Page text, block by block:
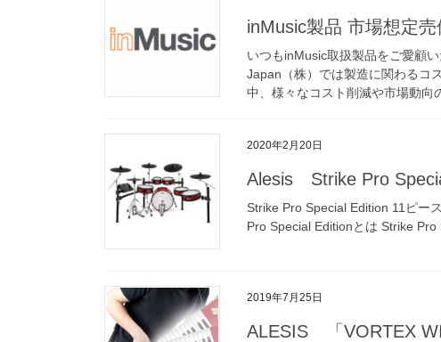
inMusic製品 市場想定
いつもinMusic取扱製品をご愛顧
Japan（株）では製造に関わるコ
中、様々なコスト削減や市場動
2020年2月20日
Alesis Strike Pro
Strike Pro Special Edition 11ピー
Pro Special Editionとは Strike
2019年7月25日
ALESIS 「VORTEX